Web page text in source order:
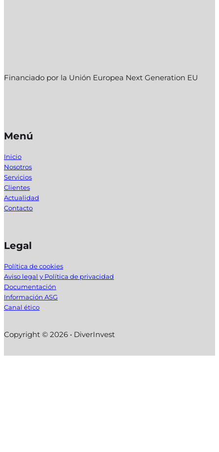
Financiado por la Unión Europea Next Generation EU
Menú
Inicio
Nosotros
Servicios
Clientes
Actualidad
Contacto
Legal
Política de cookies
Aviso legal y Política de privacidad
Documentación
Información ASG
Canal ético
Copyright © 2026 • DiverInvest